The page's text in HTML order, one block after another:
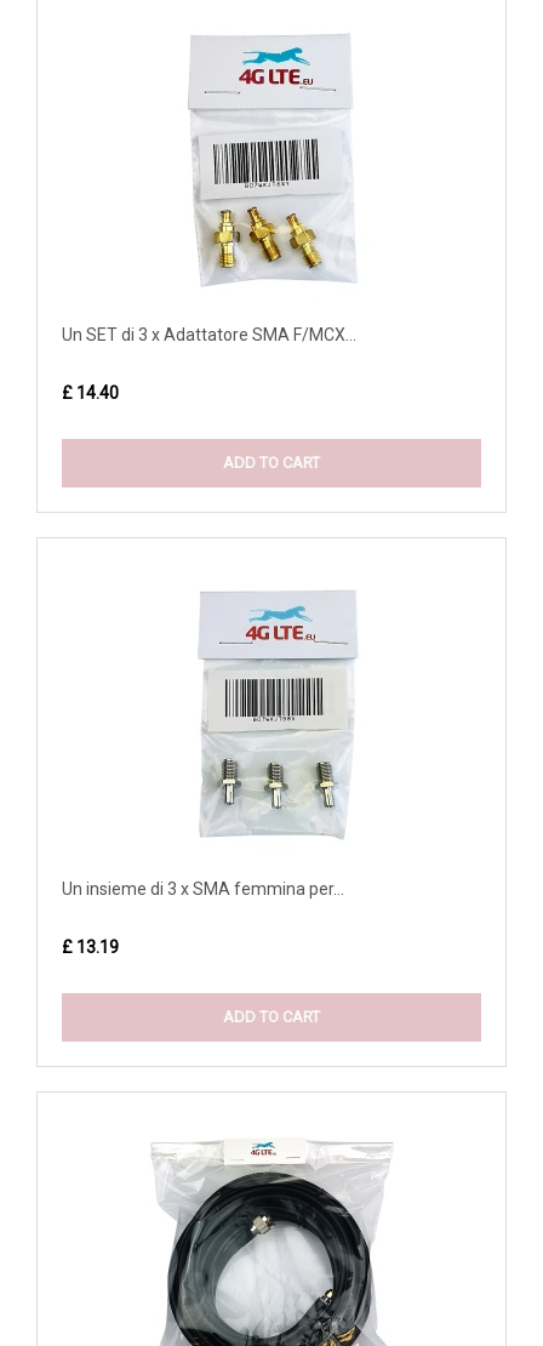
Un SET di 3 x Adattatore SMA F/MCX...
£ 14.40
ADD TO CART
Un insieme di 3 x SMA femmina per...
£ 13.19
ADD TO CART